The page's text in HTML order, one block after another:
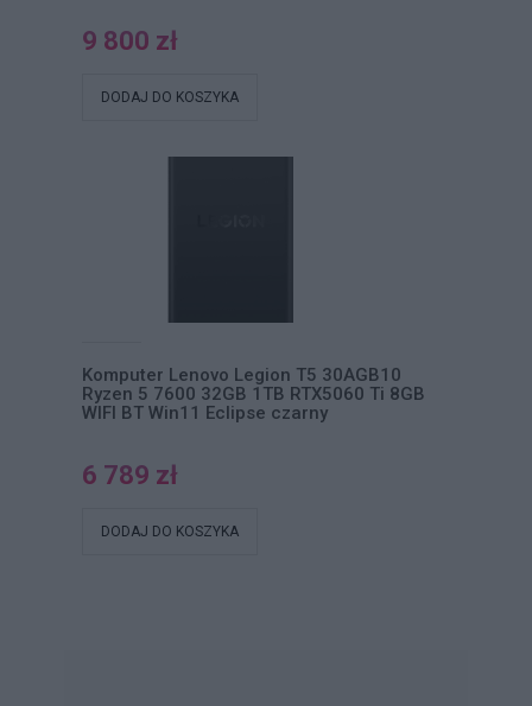
9 800 zł
DODAJ DO KOSZYKA
Komputer Lenovo Legion T5 30AGB10
Ryzen 5 7600 32GB 1TB RTX5060 Ti 8GB
WIFI BT Win11 Eclipse czarny
6 789 zł
DODAJ DO KOSZYKA